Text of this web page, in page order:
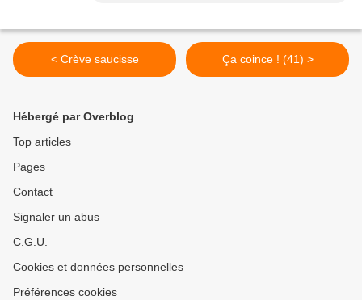
< Crève saucisse Ça coince ! (41) >
Hébergé par Overblog
Top articles
Pages
Contact
Signaler un abus
C.G.U.
Cookies et données personnelles
Préférences cookies